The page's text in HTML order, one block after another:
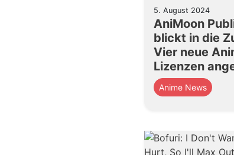
5. August 2024
AniMoon
blickt in die
Vier neue
Lizenzen
Anime News